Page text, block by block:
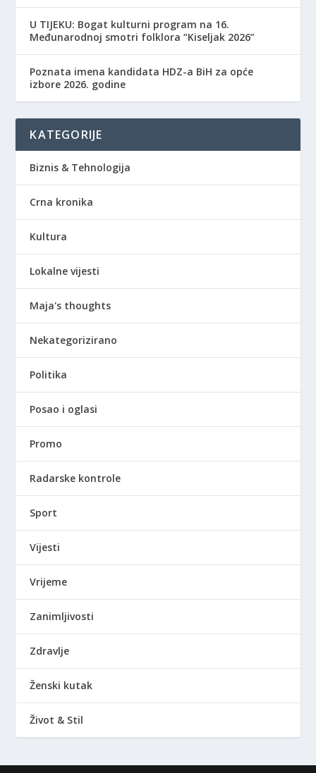
​U TIJEKU: Bogat kulturni program na 16.
Međunarodnoj smotri folklora “Kiseljak 2026”
Poznata imena kandidata HDZ-a BiH za opće
izbore 2026. godine
KATEGORIJE
Biznis & Tehnologija
Crna kronika
Kultura
Lokalne vijesti
Maja's thoughts
Nekategorizirano
Politika
Posao i oglasi
Promo
Radarske kontrole
Sport
Vijesti
Vrijeme
Zanimljivosti
Zdravlje
Ženski kutak
Život & Stil